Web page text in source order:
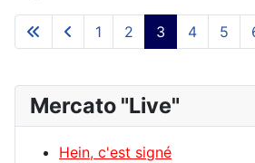
1 2 3 4 5
Mercato "Live"
Hein, c'est signé